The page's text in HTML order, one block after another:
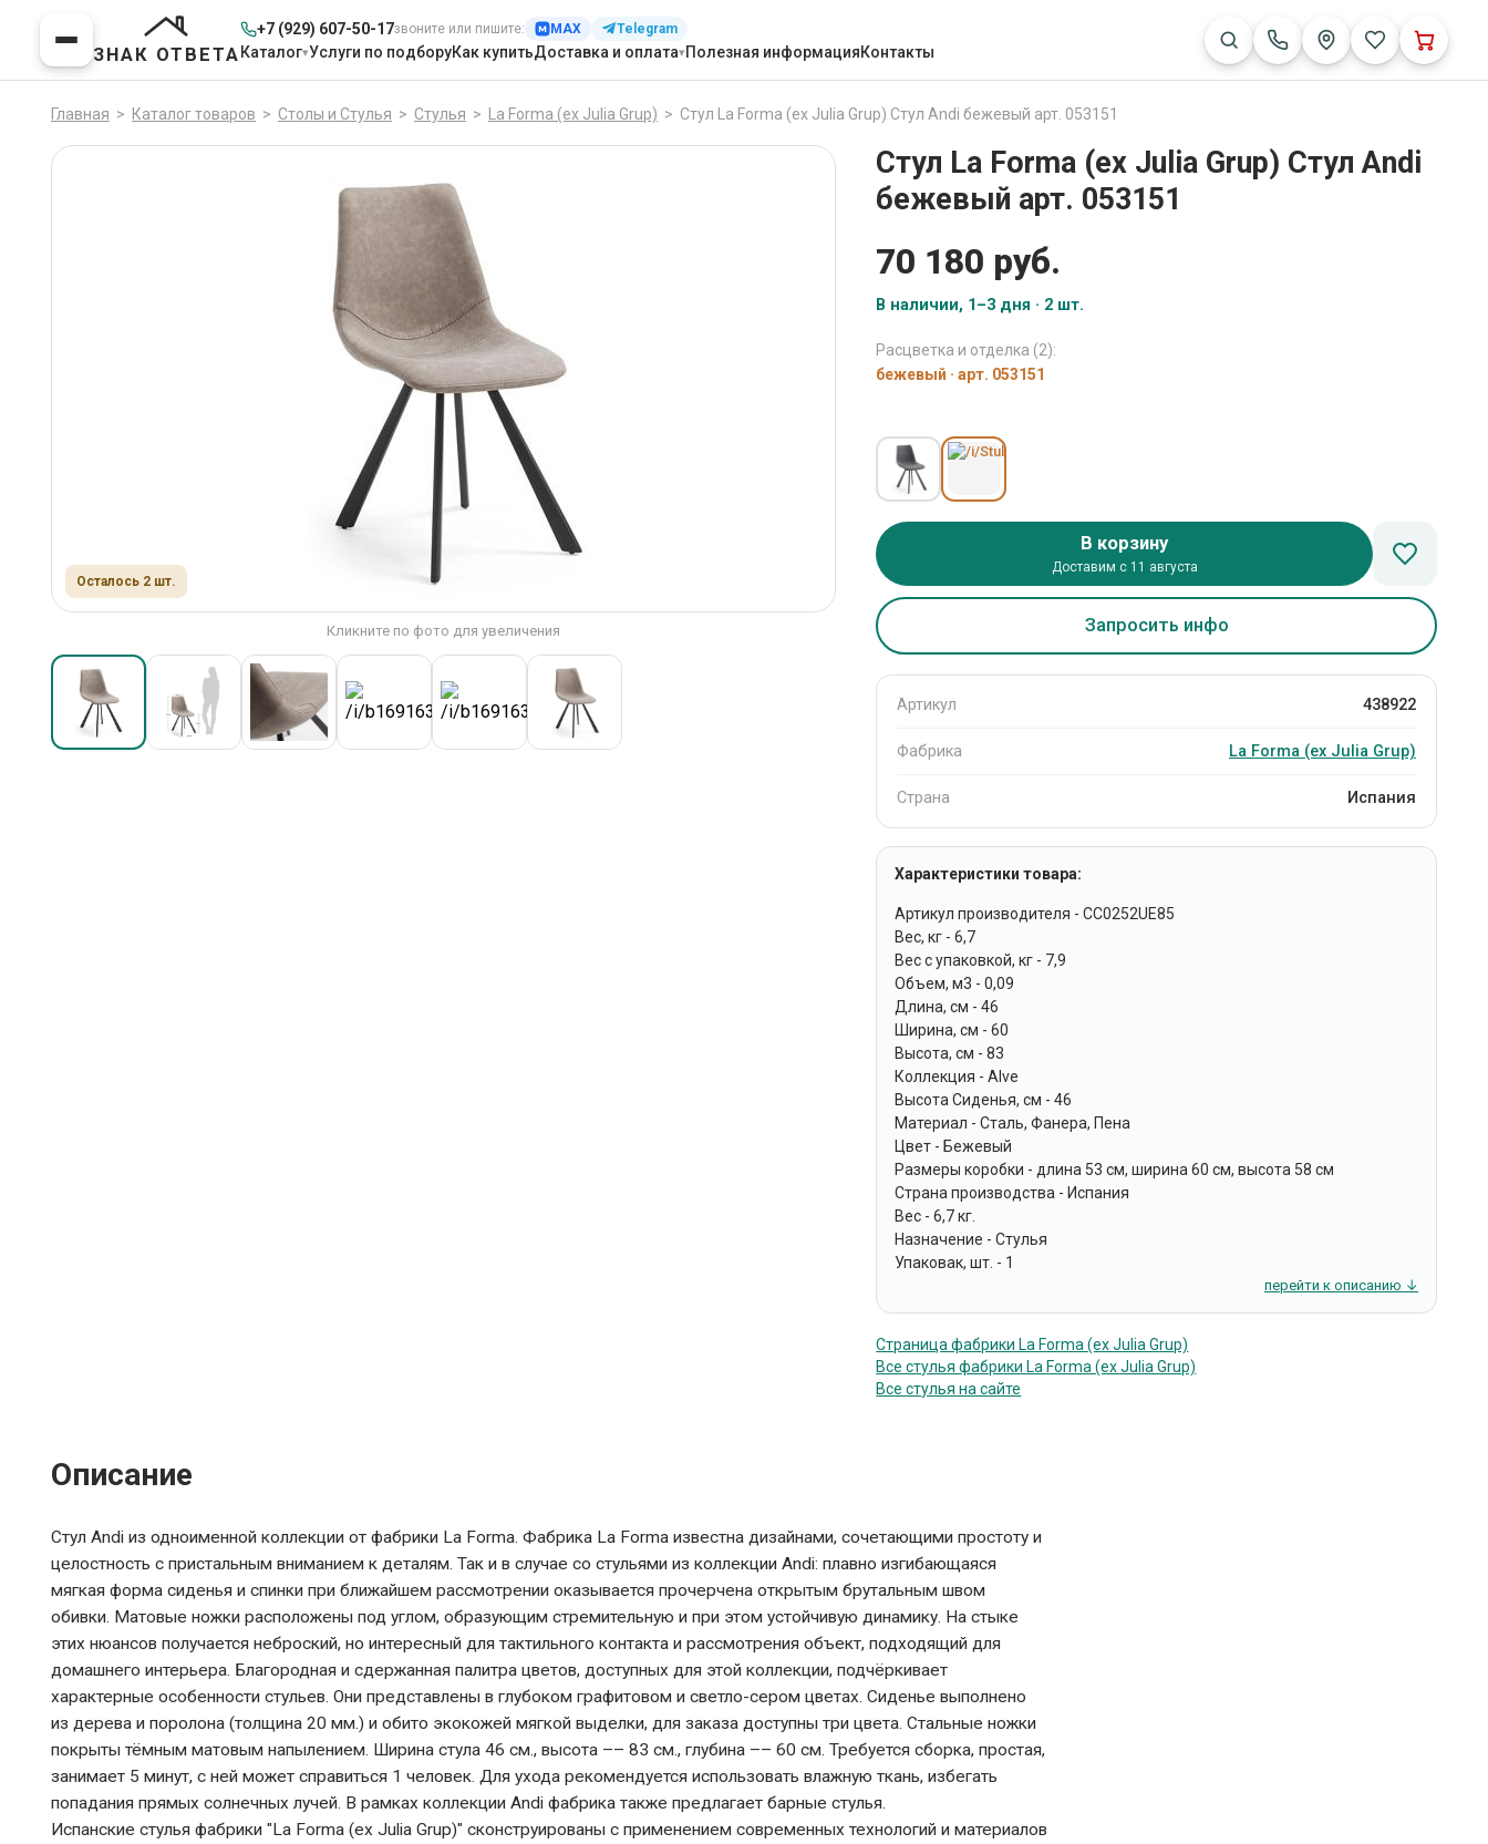
ЗНАК ОТВЕТА
+7 (929) 607-50-17звоните или пишите: MAX Telegram
Каталог Услуги по подборуКак купитьДоставка и оплата Полезная информацияКонтакты
Главная > Каталог товаров > Столы и Стулья > Стулья > La Forma (ех Julia Grup) > Стул La Forma (ех Julia Grup) Стул Andi бежевый арт. 053151
Осталось 2 шт.
Кликните по фото для увеличения
Стул La Forma (ех Julia Grup) Стул Andi
бежевый арт. 053151
70 180 руб.
В наличии, 1–3 дня · 2 шт.
Расцветка и отделка (2):
бежевый · арт. 053151
В корзину
Доставим с 11 августа
Запросить инфо
Артикул 438922
Фабрика La Forma (ех Julia Grup)
Страна Испания
Характеристики товара:
Артикул производителя - CC0252UE85
Вес, кг - 6,7
Вес с упаковкой, кг - 7,9
Объем, м3 - 0,09
Длина, см - 46
Ширина, см - 60
Высота, см - 83
Коллекция - Alve
Высота Сиденья, см - 46
Материал - Сталь, Фанера, Пена
Цвет - Бежевый
Размеры коробки - длина 53 см, ширина 60 см, высота 58 см
Страна производства - Испания
Вес - 6,7 кг.
Назначение - Стулья
Упаковак, шт. - 1
перейти к описанию ↓
Страница фабрики La Forma (ех Julia Grup)
Все стулья фабрики La Forma (ех Julia Grup)
Все стулья на сайте
Описание
Стул Andi из одноименной коллекции от фабрики La Forma. Фабрика La Forma известна дизайнами, сочетающими простоту и
целостность с пристальным вниманием к деталям. Так и в случае со стульями из коллекции Andi: плавно изгибающаяся
мягкая форма сиденья и спинки при ближайшем рассмотрении оказывается прочерчена открытым брутальным швом
обивки. Матовые ножки расположены под углом, образующим стремительную и при этом устойчивую динамику. На стыке
этих нюансов получается неброский, но интересный для тактильного контакта и рассмотрения объект, подходящий для
домашнего интерьера. Благородная и сдержанная палитра цветов, доступных для этой коллекции, подчёркивает
характерные особенности стульев. Они представлены в глубоком графитовом и светло-сером цветах. Сиденье выполнено
из дерева и поролона (толщина 20 мм.) и обито экокожей мягкой выделки, для заказа доступны три цвета. Стальные ножки
покрыты тёмным матовым напылением. Ширина стула 46 см., высота –– 83 см., глубина –– 60 см. Требуется сборка, простая,
занимает 5 минут, с ней может справиться 1 человек. Для ухода рекомендуется использовать влажную ткань, избегать
попадания прямых солнечных лучей. В рамках коллекции Andi фабрика также предлагает барные стулья.
Испанские стулья фабрики "La Forma (ех Julia Grup)" сконструированы с применением современных технологий и материалов